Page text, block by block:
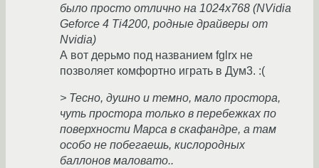
было просто отлично на 1024х768 (NVidia
Geforce 4 Ti4200, родные драйверы от
Nvidia)
А вот дерьмо под названием fglrx не
позволяет комфортно играть в Дум3. :(
> Тесно, душно и темно, мало простора,
чуть простора только в перебежках по
поверхности Марса в скафандре, а там
особо не побегаешь, кислородных
баллонов маловато..